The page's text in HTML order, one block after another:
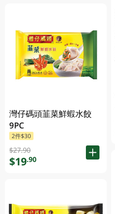
灣仔碼頭韮菜鮮蝦水餃
9PC
2件$30
$27.90
$19.90